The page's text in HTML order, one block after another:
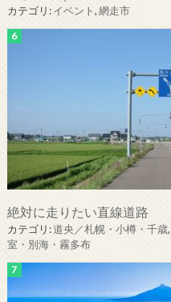
カテゴリ:イベント,網走市
絶対に走りたい直線道路
カテゴリ:道央／札幌・小樽・千歳,
室・別海・霧多布